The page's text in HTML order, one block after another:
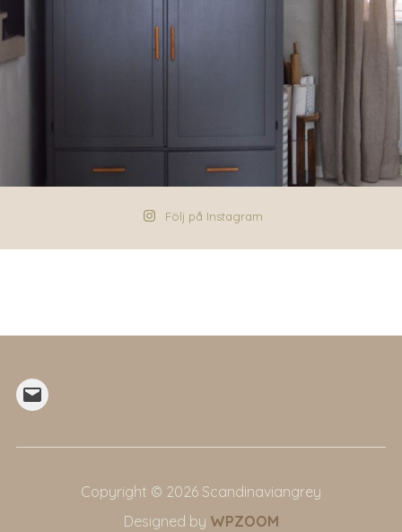
Följ på Instagram
Mail
Copyright © 2026 Scandinaviangrey
Designed by WPZOOM